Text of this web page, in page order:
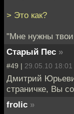
> Это как?
"Мне нужны
Старый Пес »
#49 | 29.05.10 18:01
Дмитрий
страничке, Вы
frolic »